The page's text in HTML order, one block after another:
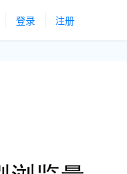
登录 注册